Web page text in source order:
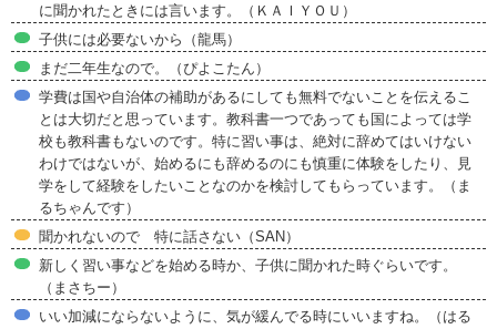
に聞かれたときには言います。（ＫＡＩＹＯＵ）
子供には必要ないから（龍馬）
まだ二年生なので。（ぴよこたん）
学費は国や自治体の補助があるにしても無料でないことを伝えるこ
とは大切だと思っています。教科書一つであっても国によっては学
校も教科書もないのです。特に習い事は、絶対に辞めてはいけない
わけではないが、始めるにも辞めるのにも慎重に体験をしたり、見
学をして経験をしたいことなのかを検討してもらっています。（ま
るちゃんです）
聞かれないので 特に話さない（SAN）
新しく習い事などを始める時か、子供に聞かれた時ぐらいです。
（まさちー）
いい加減にならないように、気が緩んでる時にいいますね。（はる